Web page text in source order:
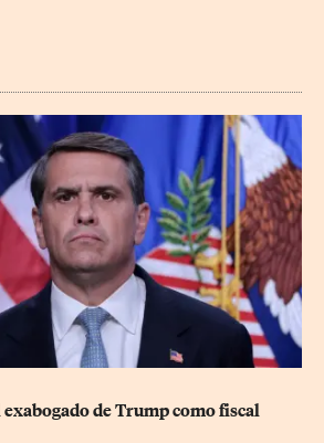
de Trump como fiscal